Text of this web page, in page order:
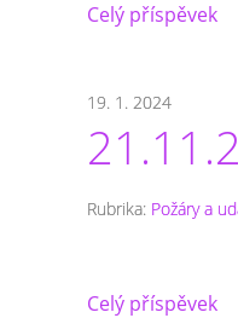
Celý příspěvek
19. 1. 2024
Rubrika: Požáry a
Celý příspěvek